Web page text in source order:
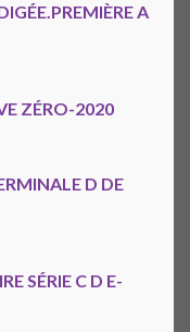
A
ZÉRO-2020
D DE
SÉRIE C D E-